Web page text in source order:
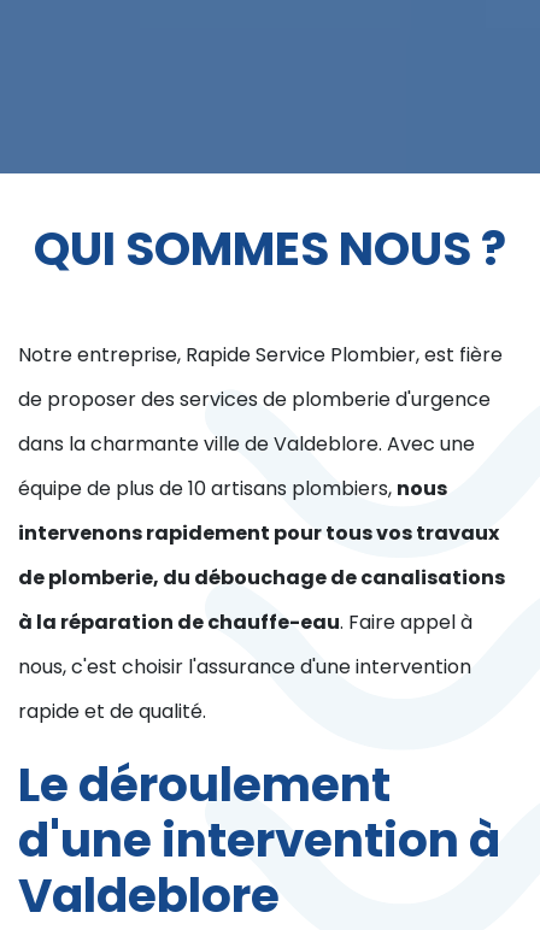
QUI SOMMES NOUS ?
Notre entreprise, Rapide Service Plombier, est fière
de proposer des services de plomberie d'urgence
dans la charmante ville de Valdeblore. Avec une
équipe de plus de 10 artisans plombiers, nous
intervenons rapidement pour tous vos travaux
de plomberie, du débouchage de canalisations
à la réparation de chauffe-eau. Faire appel à
nous, c'est choisir l'assurance d'une intervention
rapide et de qualité.
Le déroulement
d'une intervention à
Valdeblore